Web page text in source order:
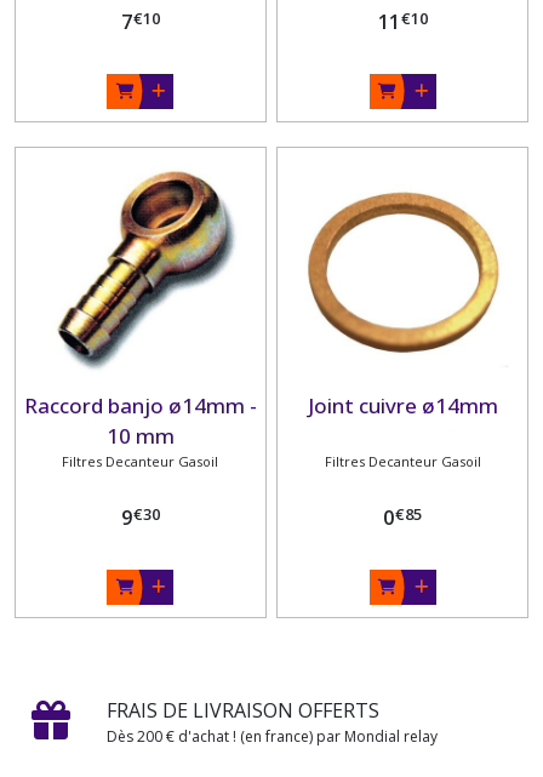
7€10 11 €10
Raccord banjo ø14mm -
10 mm
Filtres Decanteur Gasoil
9€30
Joint cuivre ø14mm
Filtres Decanteur Gasoil
0€85
FRAIS DE LIVRAISON OFFERTS
Dès 200 € d'achat ! (en france) par Mondial relay